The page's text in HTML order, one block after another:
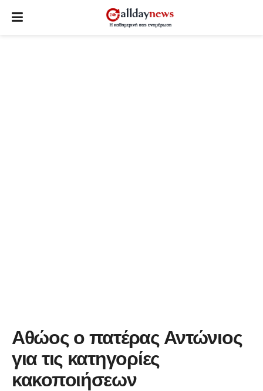
Αθώος ο πατέρας Αντώνιος
για τις κατηγορίες
κακοποιήσεων